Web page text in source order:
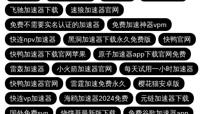
飞驰加速器下载
速狼加速器官网
免费不需要实名认证的加速器
免费加速神器vpm
快连npv加速器
黑洞加速器下载永久免费版
快鸭官网
快鸭加速器下载官网苹果
原子加速器app下载官网免费
雷轰加速器
小火箭加速器官网
每天试用一小时加速器
快鸭加速器官网
雷霆加速免费永久
樱花猫安卓版
快连vp加速器
海鸥加速器2024免费
元链加速器下载